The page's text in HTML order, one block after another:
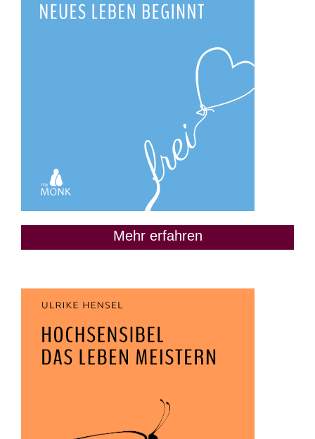
Mehr erfahren